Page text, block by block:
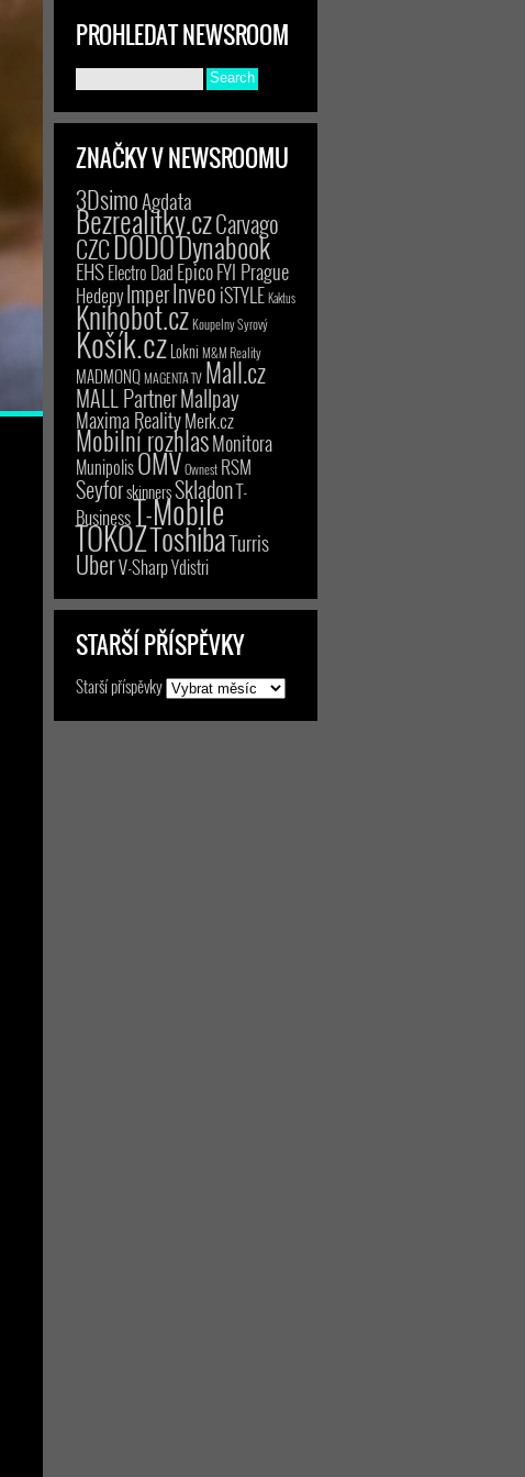
PROHLEDAT NEWSROOM
ZNAČKY V NEWSROOMU
3DsimoAgdata
Bezrealitky.czCarvago
CZCDODODynabook
EHSElectro Dad EpicoFYI Prague
HedepyImperInveoiSTYLEKaktus
Knihobot.czKoupelny Syrový
Košík.czLokni M&M Reality
MADMONQMAGENTA TV Mall.cz
MALL PartnerMallpay
Maxima RealityMerk.cz
Mobilní rozhlasMonitora
MunipolisOMVOwnest RSM
SeyforskinnersSkladonT-
BusinessT-Mobile
TOKOZToshibaTurris
UberV-SharpYdistri
STARŠÍ PŘÍSPĚVKY
Starší příspěvky